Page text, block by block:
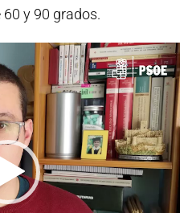
y 90 grados.